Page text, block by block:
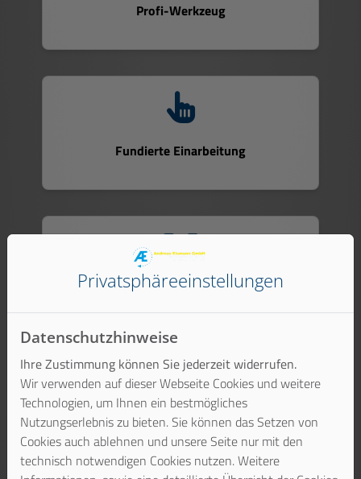
Profi-Werkzeug
Fundierte Einarbeitung
Eigenverantwortliches Arbeiten
Langfristige und sichere Zusammenarbeit
Privatsphäre­einstellungen
Datenschutzhinweise
Ihre Zustimmung können Sie jederzeit widerrufen.
Wir verwenden auf dieser Webseite Cookies und weitere
Technologien, um Ihnen ein bestmögliches
Nutzungserlebnis zu bieten. Sie können das Setzen von
Cookies auch ablehnen und unsere Seite nur mit den
technisch notwendigen Cookies nutzen. Weitere